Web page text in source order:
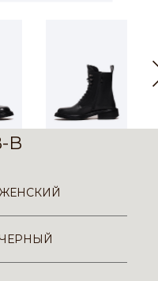
B
ЖЕНСКИЙ
ЧЕРНЫЙ